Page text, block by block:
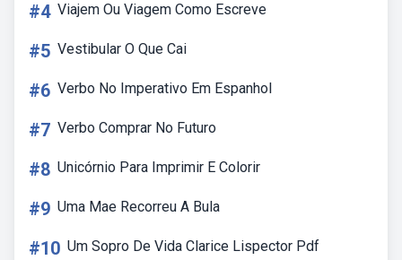
#4 Viajem Ou Viagem Como Escreve
#5 Vestibular O Que Cai
#6 Verbo No Imperativo Em Espanhol
#7 Verbo Comprar No Futuro
#8 Unicórnio Para Imprimir E Colorir
#9 Uma Mae Recorreu A Bula
#10 Um Sopro De Vida Clarice Lispector Pdf